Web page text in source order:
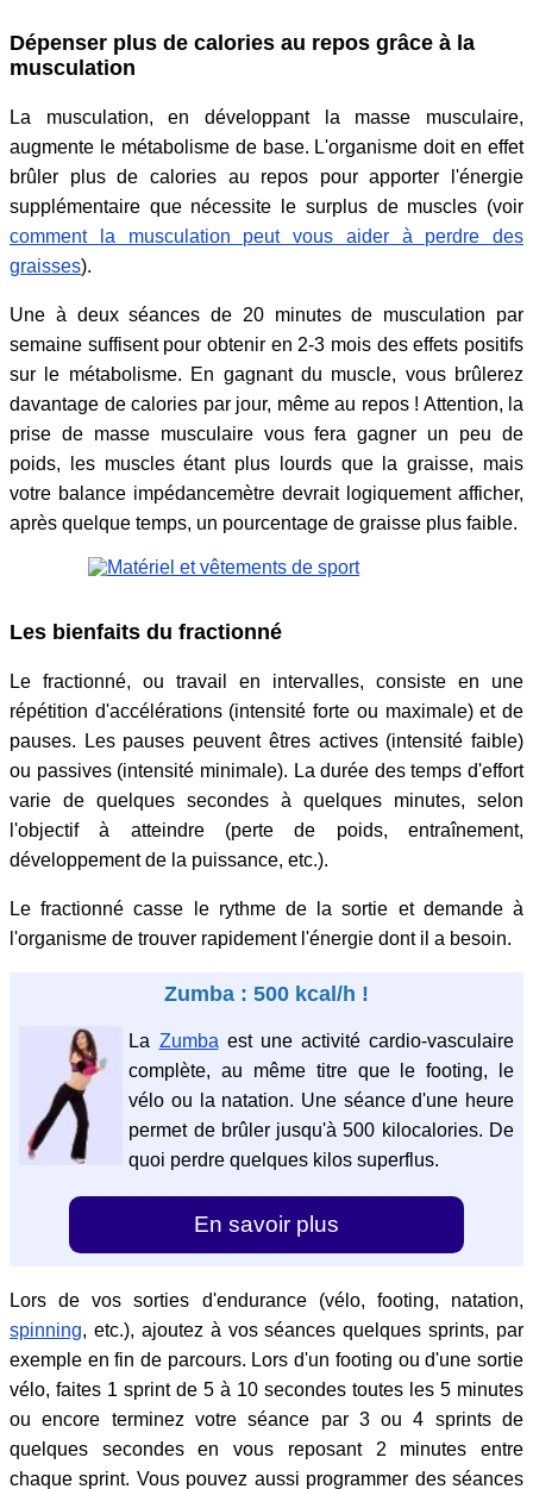
Dépenser plus de calories au repos grâce à la
musculation
La musculation, en développant la masse musculaire,
augmente le métabolisme de base. L'organisme doit en effet
brûler plus de calories au repos pour apporter l'énergie
supplémentaire que nécessite le surplus de muscles (voir
comment la musculation peut vous aider à perdre des
graisses).
Une à deux séances de 20 minutes de musculation par
semaine suffisent pour obtenir en 2-3 mois des effets positifs
sur le métabolisme. En gagnant du muscle, vous brûlerez
davantage de calories par jour, même au repos ! Attention, la
prise de masse musculaire vous fera gagner un peu de
poids, les muscles étant plus lourds que la graisse, mais
votre balance impédancemètre devrait logiquement afficher,
après quelque temps, un pourcentage de graisse plus faible.
Les bienfaits du fractionné
Le fractionné, ou travail en intervalles, consiste en une
répétition d'accélérations (intensité forte ou maximale) et de
pauses. Les pauses peuvent êtres actives (intensité faible)
ou passives (intensité minimale). La durée des temps d'effort
varie de quelques secondes à quelques minutes, selon
l'objectif à atteindre (perte de poids, entraînement,
développement de la puissance, etc.).
Le fractionné casse le rythme de la sortie et demande à
l'organisme de trouver rapidement l'énergie dont il a besoin.
Zumba : 500 kcal/h !
La Zumba est une activité cardio-vasculaire
complète, au même titre que le footing, le
vélo ou la natation. Une séance d'une heure
permet de brûler jusqu'à 500 kilocalories. De
quoi perdre quelques kilos superflus.
En savoir plus
Lors de vos sorties d'endurance (vélo, footing, natation,
spinning, etc.), ajoutez à vos séances quelques sprints, par
exemple en fin de parcours. Lors d'un footing ou d'une sortie
vélo, faites 1 sprint de 5 à 10 secondes toutes les 5 minutes
ou encore terminez votre séance par 3 ou 4 sprints de
quelques secondes en vous reposant 2 minutes entre
chaque sprint. Vous pouvez aussi programmer des séances